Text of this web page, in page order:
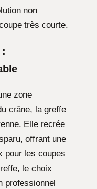
non
très courte.
zone
crâne, la greffe
Elle recrée
offrant une
pour les coupes
le choix
professionnel